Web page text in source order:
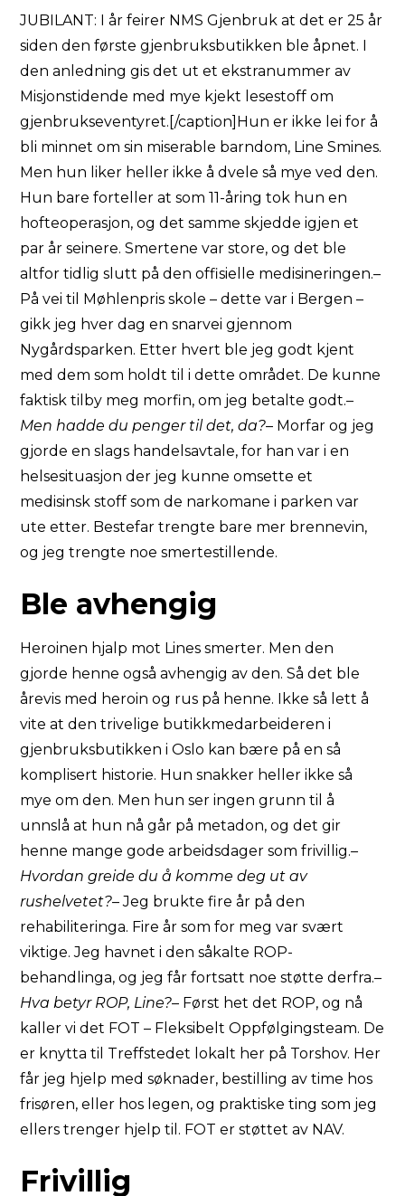
JUBILANT: I år feirer NMS Gjenbruk at det er 25 år
siden den første gjenbruksbutikken ble åpnet. I
den anledning gis det ut et ekstranummer av
Misjonstidende med mye kjekt lesestoff om
gjenbrukseventyret.[/caption]Hun er ikke lei for å
bli minnet om sin miserable barndom, Line Smines.
Men hun liker heller ikke å dvele så mye ved den.
Hun bare forteller at som 11-åring tok hun en
hofteoperasjon, og det samme skjedde igjen et
par år seinere. Smertene var store, og det ble
altfor tidlig slutt på den offisielle medisineringen.–
På vei til Møhlenpris skole – dette var i Bergen –
gikk jeg hver dag en snarvei gjennom
Nygårdsparken. Etter hvert ble jeg godt kjent
med dem som holdt til i dette området. De kunne
faktisk tilby meg morfin, om jeg betalte godt.–
Men hadde du penger til det, da?– Morfar og jeg
gjorde en slags handelsavtale, for han var i en
helsesituasjon der jeg kunne omsette et
medisinsk stoff som de narkomane i parken var
ute etter. Bestefar trengte bare mer brennevin,
og jeg trengte noe smertestillende.
Ble avhengig
Heroinen hjalp mot Lines smerter. Men den
gjorde henne også avhengig av den. Så det ble
årevis med heroin og rus på henne. Ikke så lett å
vite at den trivelige butikkmedarbeideren i
gjenbruksbutikken i Oslo kan bære på en så
komplisert historie. Hun snakker heller ikke så
mye om den. Men hun ser ingen grunn til å
unnslå at hun nå går på metadon, og det gir
henne mange gode arbeidsdager som frivillig.–
Hvordan greide du å komme deg ut av
rushelvetet?– Jeg brukte fire år på den
rehabiliteringa. Fire år som for meg var svært
viktige. Jeg havnet i den såkalte ROP-
behandlinga, og jeg får fortsatt noe støtte derfra.–
Hva betyr ROP, Line?– Først het det ROP, og nå
kaller vi det FOT – Fleksibelt Oppfølgingsteam. De
er knytta til Treffstedet lokalt her på Torshov. Her
får jeg hjelp med søknader, bestilling av time hos
frisøren, eller hos legen, og praktiske ting som jeg
ellers trenger hjelp til. FOT er støttet av NAV.
Frivillig